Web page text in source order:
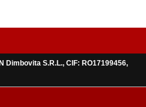
Dimbovita S.R.L., CIF: RO17199456,